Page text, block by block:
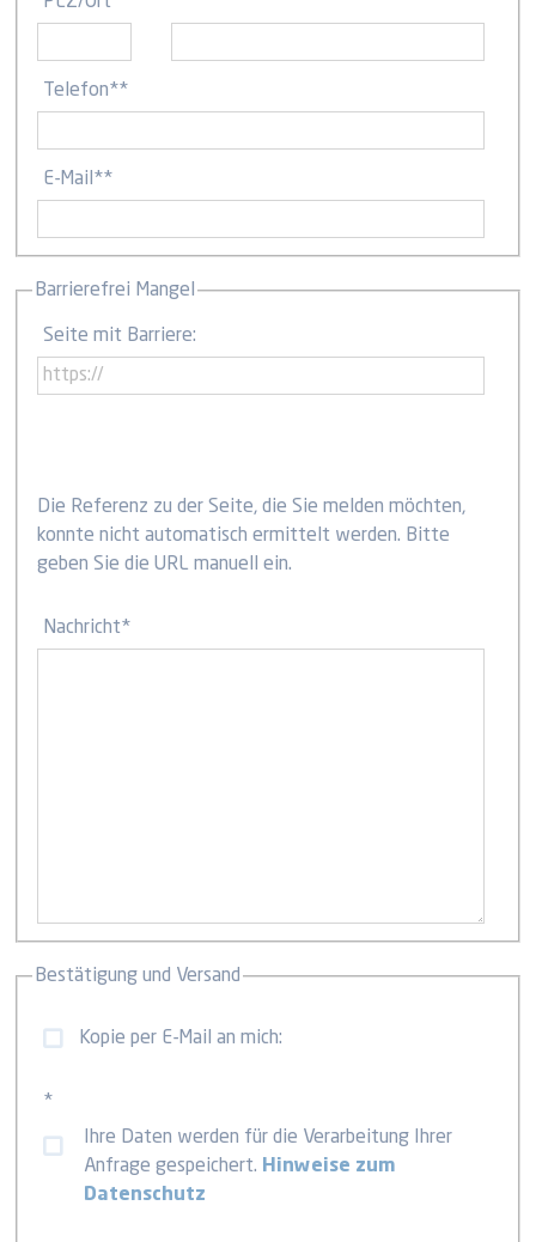
Telefon**
E-Mail **
Barrierefrei Mangel
Seite mit Barriere:
Die Referenz zu der Seite, die Sie melden möchten,
konnte nicht automatisch ermittelt werden. Bitte
geben Sie die URL manuell ein.
Nachricht*
Bestätigung und Versand
Kopie per E-Mail an mich:
*
Ihre Daten werden für die Verarbeitung Ihrer
Anfrage gespeichert. Hinweise zum
Datenschutz